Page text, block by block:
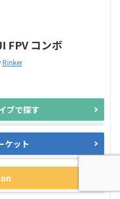
FPV コンボ
Rinker
ブで探す
ケット